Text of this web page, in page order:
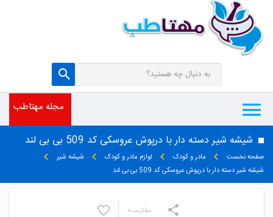
مجله مهتاطب
شیشه شیر دسته دار با درپوش عروسکی کد 509 بی بی لند
صفحه نخست مادر و کودک لوازم مادر و کودک
شیشه شیر
شیشه شیر دسته دار با درپوش عروسکی کد 509 بی بی لند
مقایسـه